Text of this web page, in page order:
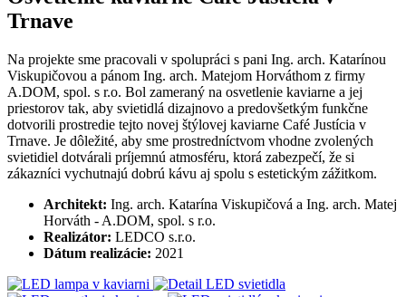
Trnave
Na projekte sme pracovali v spolupráci s pani Ing. arch. Katarínou
Viskupičovou a pánom Ing. arch. Matejom Horváthom z firmy
A.DOM, spol. s r.o. Bol zameraný na osvetlenie kaviarne a jej
priestorov tak, aby svietidlá dizajnovo a predovšetkým funkčne
dotvorili prostredie tejto novej štýlovej kaviarne Café Justícia v
Trnave. Je dôležité, aby sme prostredníctvom vhodne zvolených
svietidiel dotvárali príjemnú atmosféru, ktorá zabezpečí, že si
zákazníci vychutnajú dobrú kávu aj spolu s estetickým zážitkom.
Architekt: Ing. arch. Katarína Viskupičová a Ing. arch. Matej
Horváth - A.DOM, spol. s r.o.
Realizátor: LEDCO s.r.o.
Dátum realizácie: 2021